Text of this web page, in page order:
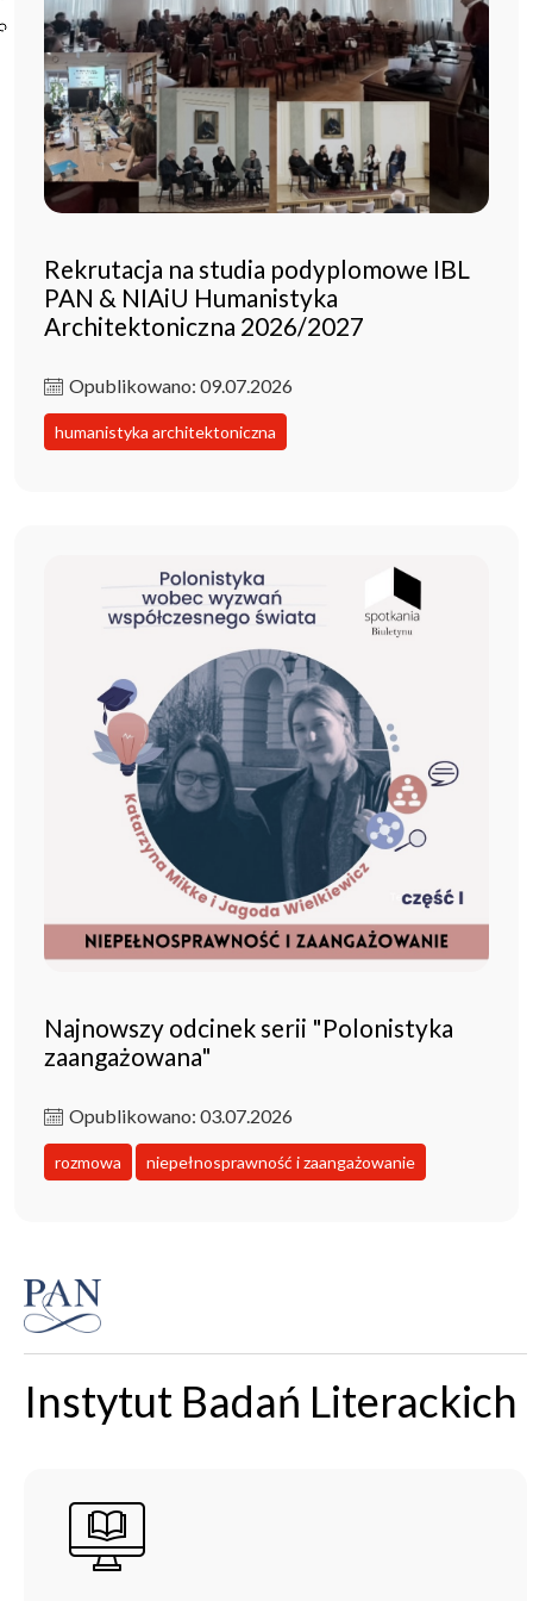
Poczta ibl.waw.pl
Kontakt
Rekrutacja na studia podyplomowe IBL
PAN & NIAiU Humanistyka
Architektoniczna 2026/2027
Opublikowano: 09.07.2026
humanistyka architektoniczna
Najnowszy odcinek serii "Polonistyka
zaangażowana"
Opublikowano: 03.07.2026
rozmowa niepełnosprawność i zaangażowanie
Instytut Badań Literackich